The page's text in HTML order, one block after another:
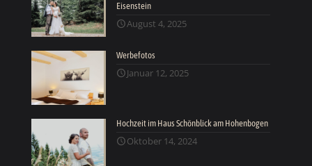
Eisenstein
August 4, 2025
Werbefotos
Januar 12, 2025
Hochzeit im Haus Schönblick am Hohenbogen
Oktober 14, 2024